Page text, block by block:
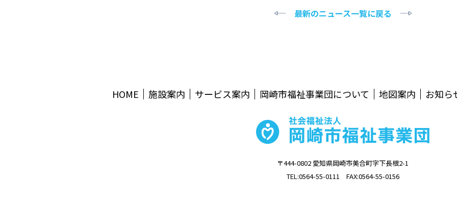
最新のニュース一覧に戻る
HOME 施設案内 サービス案内 岡崎市福祉事業団について 地図案内 お知ら
〒444-0802 愛知県岡崎市美合町字下長根2-1
TEL:0564-55-0111 FAX:0564-55-0156